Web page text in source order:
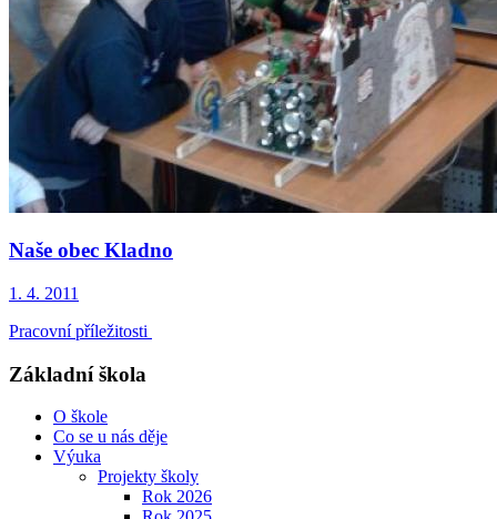
Naše obec Kladno
1. 4. 2011
Pracovní příležitosti
Základní škola
O škole
Co se u nás děje
Výuka
Projekty školy
Rok 2026